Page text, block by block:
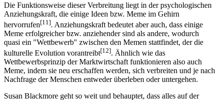
Die Funktionsweise dieser Verbreitung liegt in der psychologischen
Anziehungskraft, die einige Ideen bzw. Meme im Gehirn
hervorrufen[11]. Anziehungskraft bedeutet aber auch, dass einige
Meme erfolgreicher bzw. anziehender sind als andere, wodurch
quasi ein "Wettbewerb" zwischen den Memen stattfindet, der die
kulturelle Evolution vorantreibt[12]. Ähnlich wie das
Wettbewerbsprinzip der Marktwirtschaft funktionieren also auch
Meme, indem sie neu erschaffen werden, sich verbreiten und je nach
Nachfrage der Menschen entweder überleben oder untergehen.
Susan Blackmore geht so weit und behauptet, dass alles auf der